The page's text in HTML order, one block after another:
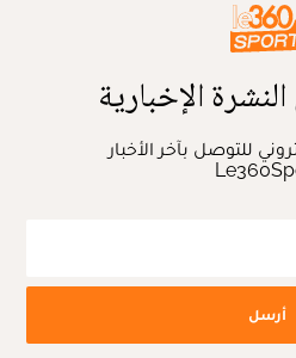
الإخبارية
للتوصل بآخر الأخبار
أرسل